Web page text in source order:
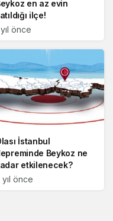
en az evin
ilçe!
yıl önce
İstanbul
Beykoz ne
etkilenecek?
yıl önce